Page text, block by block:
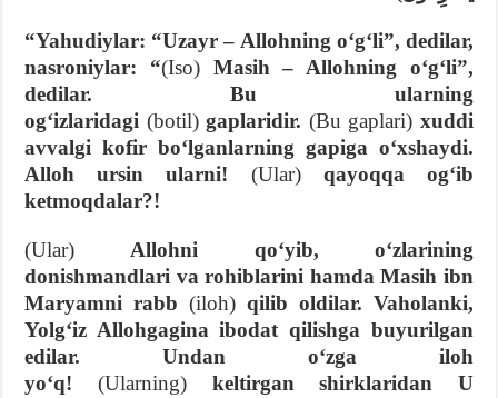
“Yahudiylar: “Uzayr – Allohning oʻgʻli”, dedilar,
nasroniylar: “(Iso)Masih – Allohning oʻgʻli”,
dedilar. Bu ularning
ogʻizlaridagi (botil)gaplaridir. (Bu gaplari) xuddi
avvalgi kofir boʻlganlarning gapiga oʻxshaydi.
Alloh ursin ularni! (Ular)qayoqqa ogʻib
ketmoqdalar?!
(Ular) Allohni qoʻyib, oʻzlarining
donishmandlari va rohiblarini hamda Masih ibn
Maryamni rabb(iloh) qilib oldilar. Vaholanki,
Yolgʻiz Allohgagina ibodat qilishga buyurilgan
edilar. Undan oʻzga iloh
yoʻq! (Ularning)keltirgan shirklaridan U